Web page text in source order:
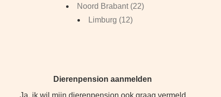
Noord Brabant (22)
Limburg (12)
Dierenpension aanmelden
Ja, ik wil mijn dierenpension ook graag vermeld